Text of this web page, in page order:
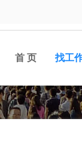
首 页 找工